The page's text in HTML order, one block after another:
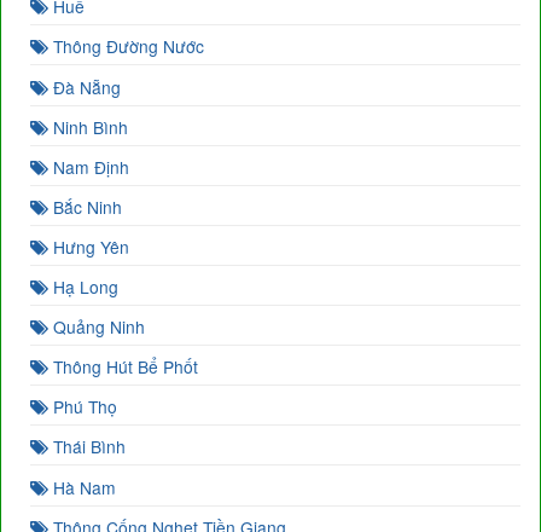
Huế
Thông Đường Nước
Đà Nẵng
Ninh Bình
Nam Định
Bắc Ninh
Hưng Yên
Hạ Long
Quảng Ninh
Thông Hút Bể Phốt
Phú Thọ
Thái Bình
Hà Nam
Thông Cống Nghẹt Tiền Giang